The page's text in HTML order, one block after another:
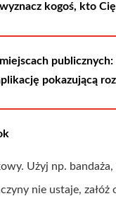
kogoś, kto
pokazującą
Użyj np. bandaża,
nie ustaje,